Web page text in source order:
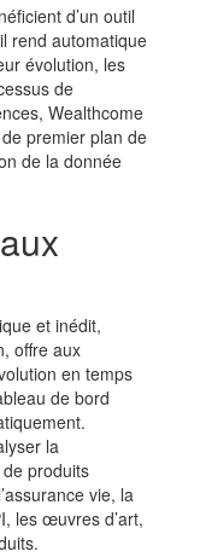
d’un outil
rend automatique
évolution, les
de
Wealthcome
premier plan de
de la donnée
et inédit,
offre aux
en temps
de bord
la
produits
vie, la
les œuvres d’art,